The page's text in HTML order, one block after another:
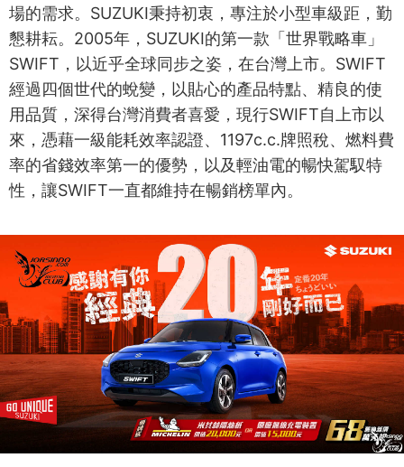
場的需求。SUZUKI秉持初衷，專注於小型車級距，勤
懇耕耘。2005年，SUZUKI的第一款「世界戰略車」
SWIFT，以近乎全球同步之姿，在台灣上市。SWIFT
經過四個世代的蛻變，以貼心的產品特點、精良的使
用品質，深得台灣消費者喜愛，現行SWIFT自上市以
來，憑藉一級能耗效率認證、1197c.c.牌照稅、燃料費
率的省錢效率第一的優勢，以及輕油電的暢快駕馭特
性，讓SWIFT一直都維持在暢銷榜單內。